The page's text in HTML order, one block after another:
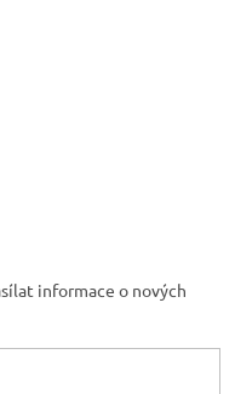
informace o nových